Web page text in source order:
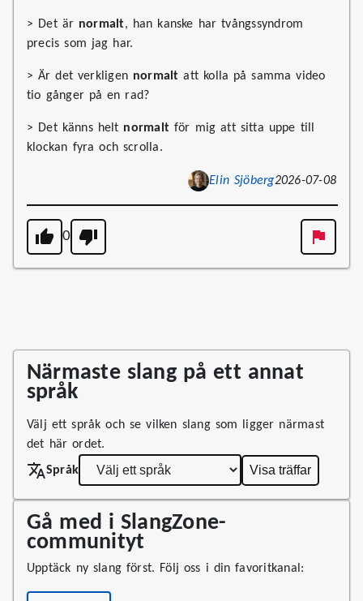
> Det är normalt, han kanske har tvångssyndrom
precis som jag har.
> Är det verkligen normalt att kolla på samma video
tio gånger på en rad?
> Det känns helt normalt för mig att sitta uppe till
klockan fyra och scrolla.
Elin Sjöberg2026-07-08
0
Närmaste slang på ett annat
språk
Välj ett språk och se vilken slang som ligger närmast
det här ordet.
Språk
Visa träffar
Gå med i SlangZone-
communityt
Upptäck ny slang först. Följ oss i din favoritkanal: